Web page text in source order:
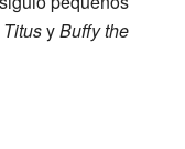
TitusyBuffy the